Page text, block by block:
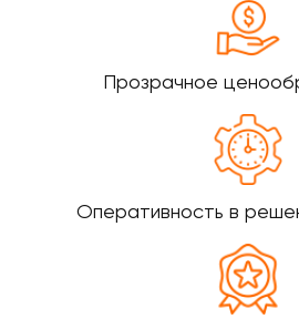
Прозрачное
Оперативность в